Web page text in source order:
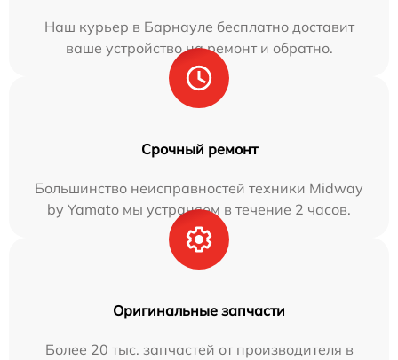
Наш курьер в Барнауле бесплатно доставит
ваше устройство на ремонт и обратно.
Срочный ремонт
Большинство неисправностей техники Midway
by Yamato мы устраняем в течение 2 часов.
Оригинальные запчасти
Более 20 тыс. запчастей от производителя в